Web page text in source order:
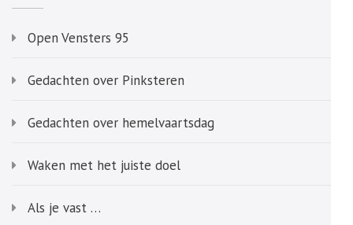
Open Vensters 95
Gedachten over Pinksteren
Gedachten over hemelvaartsdag
Waken met het juiste doel
Als je vast …